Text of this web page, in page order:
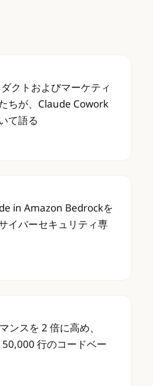
ダクトおよびマーケティ
クトおよびマーケティ
ちが、Claude Cowork
て語る
in Amazon Bedrockを
in Amazon Bedrockを
イバーセキュリティ専
マンスを 2 倍に高め、
ンスを 2 倍に高め、
行のコードベー